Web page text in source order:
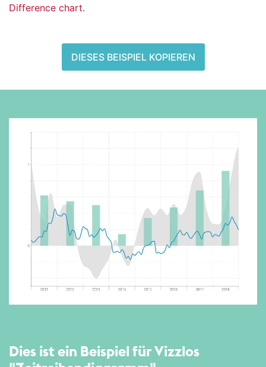
Difference chart.
DIESES BEISPIEL KOPIEREN
Dies ist ein Beispiel für Vizzlos